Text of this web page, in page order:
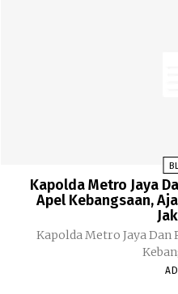
Kapolda Metro Jaya
Apel Kebangsaan,
Kapolda Metro Jaya Dan